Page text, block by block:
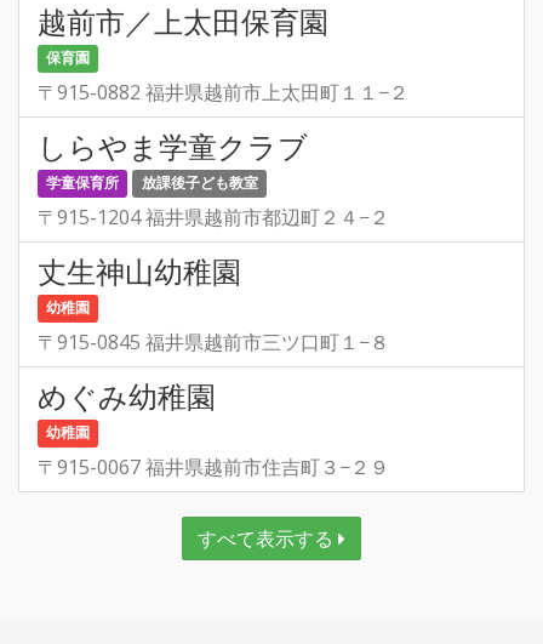
越前市／上太田保育園
保育園
〒915-0882 福井県越前市上太田町１１−２
しらやま学童クラブ
学童保育所 放課後子ども教室
〒915-1204 福井県越前市都辺町２４−２
丈生神山幼稚園
幼稚園
〒915-0845 福井県越前市三ツ口町１−８
めぐみ幼稚園
幼稚園
〒915-0067 福井県越前市住吉町３−２９
すべて表示する